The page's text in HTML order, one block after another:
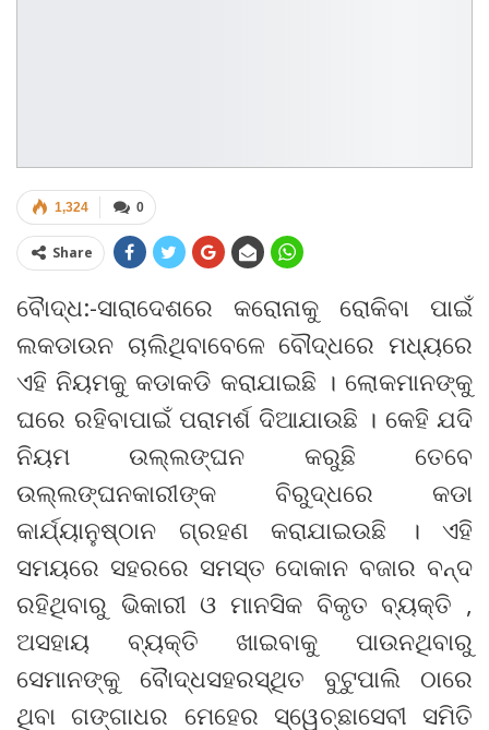
0
1,324
Share
ବୈାଦ୍ଧ:-ସାରାଦେଶରେ କରୋନାକୁ ରୋକିବା ପାଇଁ
ଲକଡାଉନ ଚାଲିଥିବାବେଳେ ବୌଦ୍ଧରେ ମଧ୍ୟରେ
ଏହି ନିୟମକୁ କଡାକଡି କରାଯାଇଛି । ଲୋକମାନଙ୍କୁ
ଘରେ ରହିବାପାଇଁ ପରାମର୍ଶ ଦିଆଯାଉଛି । କେହି ଯଦି
ନିୟମ ଉଲ୍ଲଙ୍ଘନ କରୁଛି ତେବେ
ଉଲ୍ଲଙ୍ଘନକାରୀଙ୍କ ବିରୁଦ୍ଧରେ କଡା
କାର୍ଯ୍ୟାନୁଷ୍ଠାନ ଗ୍ରହଣ କରାଯାଇଉଛି । ଏହି
ସମୟରେ ସହରରେ ସମସ୍ତ ଦୋକାନ ବଜାର ବନ୍ଦ
ରହିଥିବାରୁ ଭିକାରୀ ଓ ମାନସିକ ବିକୃତ ବ୍ୟକ୍ତି ,
ଅସହାୟ ବ୍ୟକ୍ତି ଖାଇବାକୁ ପାଉନଥିବାରୁ
ସେମାନଙ୍କୁ ବୈାଦ୍ଧସହରସ୍ଥିତ ବୁଟୁପାଲି ଠାରେ
ଥିବା ଗଙ୍ଗାଧର ମେହେର ସ୍ୱେଚ୍ଛାସେବୀ ସମିତି